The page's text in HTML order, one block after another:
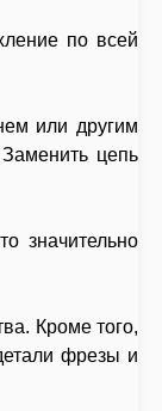
по всей
или другим
цепь
значительно
Кроме того,
фрезы и